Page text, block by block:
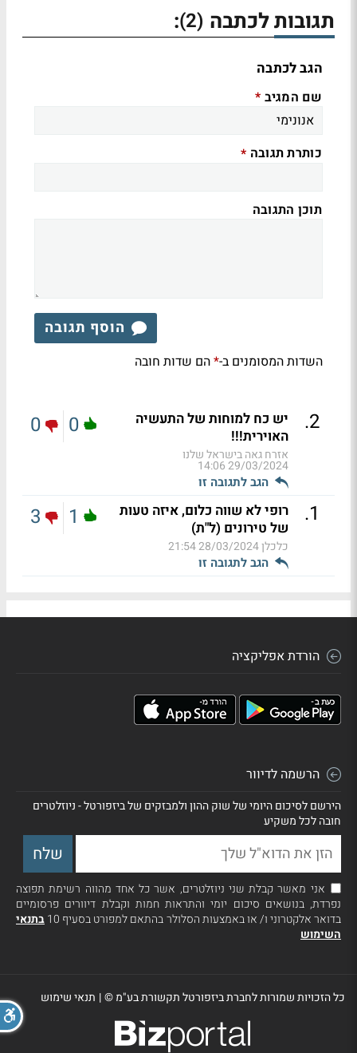
תגובות לכתבה (2)
:
הגב לכתבה
שם המגיב *
כותרת תגובה *
תוכן התגובה
הוסף תגובה
השדות המסומנים ב-*הם שדות חובה
2
.
יש כח למוחות של התעשיה
האוירית!!!
אזרח גאה בישראל שלנו
29/03/2024 14:06
הגב לתגובה זו
0
0
1
.
רופי לא שווה כלום, איזה טעות
של טירונים (ל"ת)
כלכלן28/03/2024 21:54
הגב לתגובה זו
1
3
הורדת אפליקציה
הרשמה לדיוור
הירשם לסיכום היומי של שוק ההון ולמבזקים של ביזפורטל - ניוזלטרים
חובה לכל משקיע
אני מאשר קבלת שני ניוזלטרים, אשר כל אחד מהווה רשימת תפוצה
נפרדת, בנושאים סיכום יומי והתראות חמות וקבלת דיוורים פרסומיים
בדואר אלקטרוני ו/ או באמצעות הסלולר בהתאם למפורט בסעיף 10
בתנאי
השימוש
כל הזכויות שמורות לחברת ביזפורטל תקשורת בע"מ ©| תנאי שימוש